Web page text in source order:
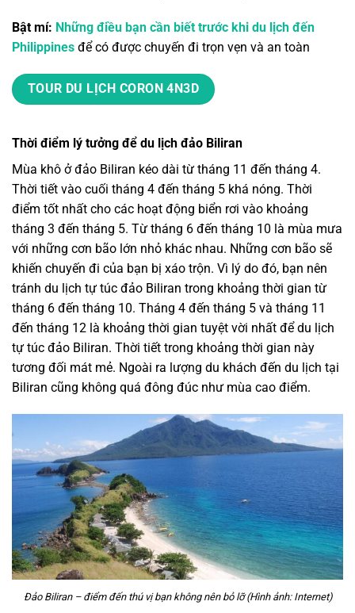
Bật mí: Những điều bạn cần biết trước khi du lịch đến
Philippines để có được chuyến đi trọn vẹn và an toàn
TOUR DU LỊCH CORON 4N3D
Thời điểm lý tưởng để du lịch đảo Biliran
Mùa khô ở đảo Biliran kéo dài từ tháng 11 đến tháng 4.
Thời tiết vào cuối tháng 4 đến tháng 5 khá nóng. Thời
điểm tốt nhất cho các hoạt động biển rơi vào khoảng
tháng 3 đến tháng 5. Từ tháng 6 đến tháng 10 là mùa mưa
với những cơn bão lớn nhỏ khác nhau. Những cơn bão sẽ
khiến chuyến đi của bạn bị xáo trộn. Vì lý do đó, bạn nên
tránh du lịch tự túc đảo Biliran trong khoảng thời gian từ
tháng 6 đến tháng 10. Tháng 4 đến tháng 5 và tháng 11
đến tháng 12 là khoảng thời gian tuyệt vời nhất để du lịch
tự túc đảo Biliran. Thời tiết trong khoảng thời gian này
tương đối mát mẻ. Ngoài ra lượng du khách đến du lịch tại
Biliran cũng không quá đông đúc như mùa cao điểm.
Đảo Biliran – điểm đến thú vị bạn không nên bỏ lỡ (Hình ảnh: Internet)